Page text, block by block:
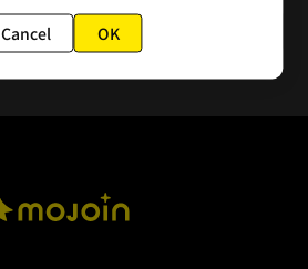
第二章：魔族四天王 2
Cancel OK